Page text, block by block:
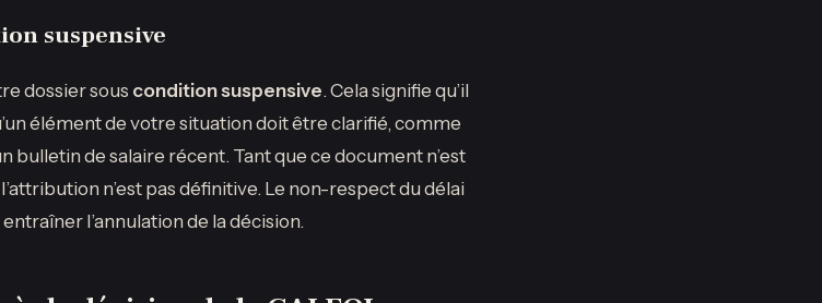
suspensive
dossier sous condition suspensive. Cela signifie qu’il
élément de votre situation doit être clarifié, comme
bulletin de salaire récent. Tant que ce document n’est
n’est pas définitive. Le non-respect du délai
l’annulation de la décision.